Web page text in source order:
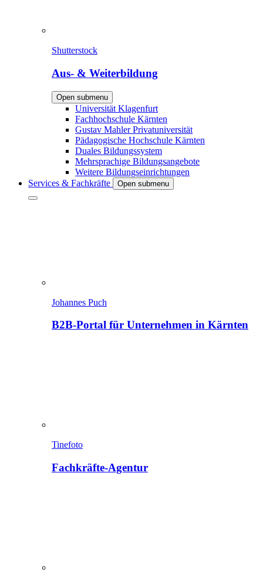
Shutterstock
Aus- & Weiterbildung
Open submenu
Universität Klagenfurt
Fachhochschule Kärnten
Gustav Mahler Privatuniversität
Pädagogische Hochschule Kärnten
Duales Bildungssystem
Mehrsprachige Bildungsangebote
Weitere Bildungseinrichtungen
Services & Fachkräfte
Open submenu
Johannes Puch
B2B-Portal für Unternehmen in Kärnten
Tinefoto
Fachkräfte-Agentur